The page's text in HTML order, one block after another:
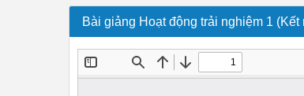
Bài giảng Hoạt động trải nghiệm 1